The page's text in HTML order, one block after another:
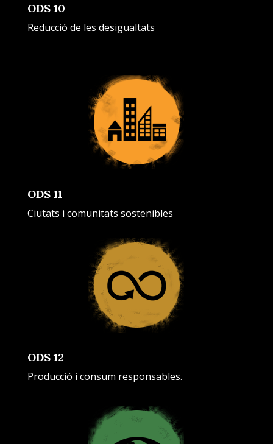
ODS 10
Reducció de les desigualtats
ODS 11
Ciutats i comunitats sostenibles
ODS 12
Producció i consum responsables.